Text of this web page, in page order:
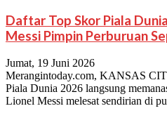
Daftar Top Skor Piala
Messi Pimpin Perburuan
Jumat, 19 Juni 2026
Merangintoday.com, KANSAS
Piala Dunia 2026 langsung
Lionel Messi melesat sendirian di